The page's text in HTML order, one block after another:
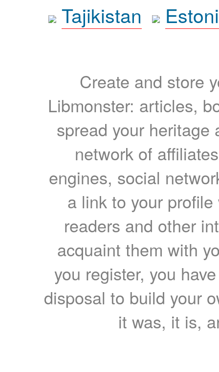
Tajikistan
Create and store
Libmonster: articles,
spread your heritage
network of
engines, social
a link to your
readers and other
acquaint them with
you register, you
disposal to build your
it was, it is,